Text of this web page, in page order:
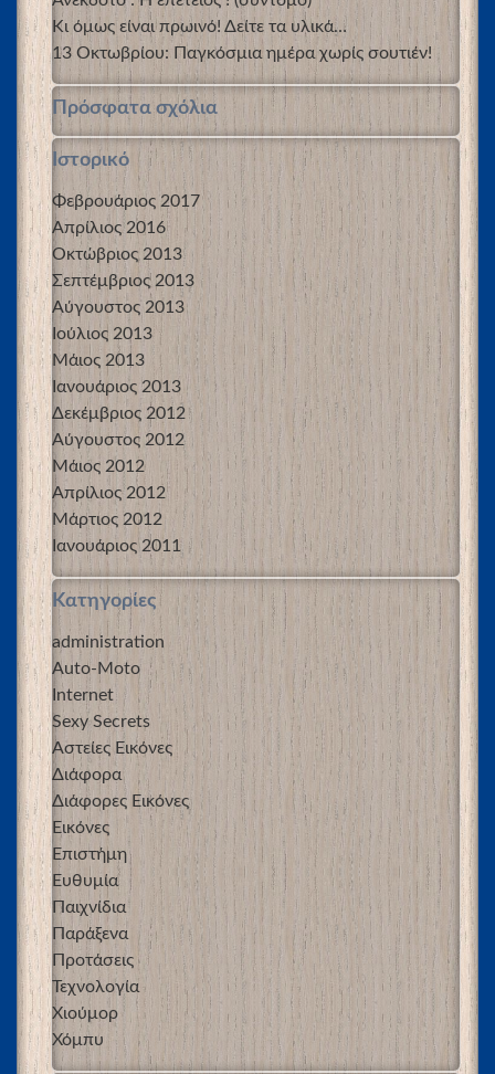
Κι όμως είναι πρωινό! Δείτε τα υλικά…
13 Οκτωβρίου: Παγκόσμια ημέρα χωρίς σουτιέν!
Πρόσφατα σχόλια
Ιστορικό
Φεβρουάριος 2017
Απρίλιος 2016
Οκτώβριος 2013
Σεπτέμβριος 2013
Αύγουστος 2013
Ιούλιος 2013
Μάιος 2013
Ιανουάριος 2013
Δεκέμβριος 2012
Αύγουστος 2012
Μάιος 2012
Απρίλιος 2012
Μάρτιος 2012
Ιανουάριος 2011
Kατηγορίες
administration
Auto-Moto
Internet
Sexy Secrets
Αστείες Εικόνες
Διάφορα
Διάφορες Εικόνες
Εικόνες
Επιστήμη
Ευθυμία
Παιχνίδια
Παράξενα
Προτάσεις
Τεχνολογία
Χιούμορ
Χόμπυ